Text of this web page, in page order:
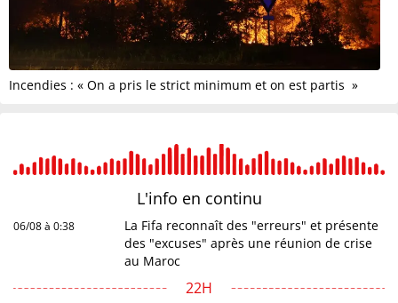
Incendies : « On a pris le strict minimum et on est partis »
L'info en continu
06/08 à 0:38
La Fifa reconnaît des "erreurs" et présente
des "excuses" après une réunion de crise
au Maroc
22H